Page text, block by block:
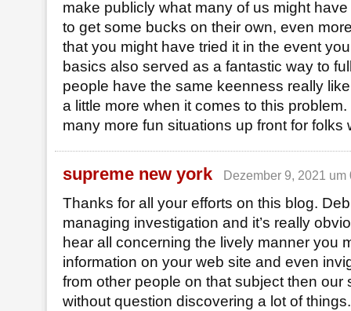
make publicly what many of us might
to get some bucks on their own, even
that you might have tried it in the event
basics also served as a fantastic way to
people have the same keenness really
a little more when it comes to this
many more fun situations up front for folks
supreme new york Dezember 9, 2021 um
Thanks for all your efforts on this blog.
managing investigation and it’s really
hear all concerning the lively manner you
information on your web site and even
from other people on that subject then our
without question discovering a lot of